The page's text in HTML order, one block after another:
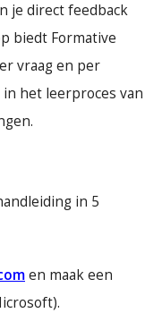
je direct feedback
biedt Formative
vraag en per
het leerproces van
in 5
en maak een